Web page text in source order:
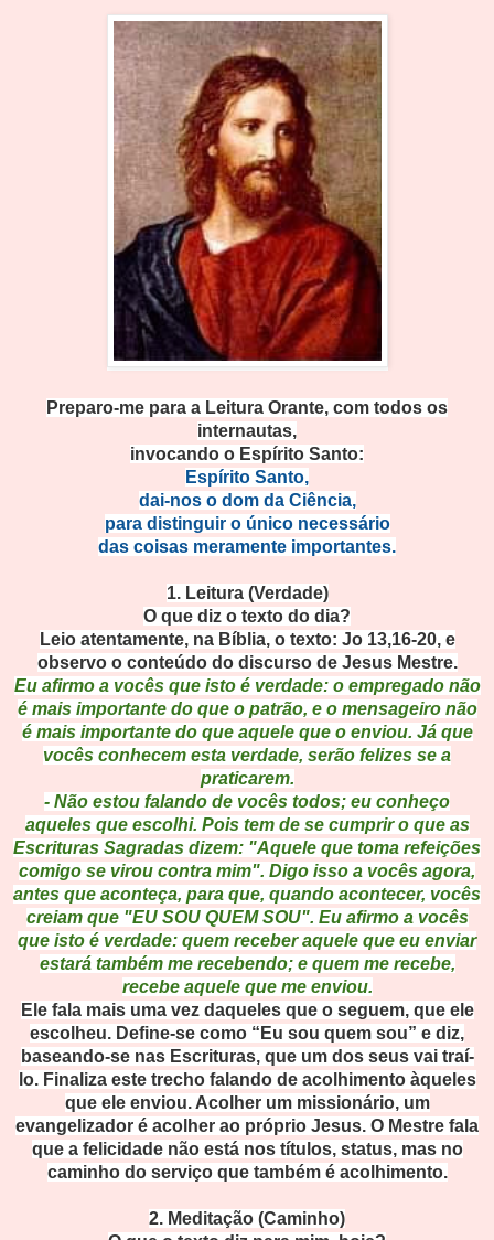
Preparo-me para a Leitura Orante, com todos os
internautas,
invocando o Espírito Santo:
Espírito Santo,
dai-nos o dom da Ciência,
para distinguir o único necessário
das coisas meramente importantes.
1. Leitura (Verdade)
O que diz o texto do dia?
Leio atentamente, na Bíblia, o texto: Jo 13,16-20, e
observo o conteúdo do discurso de Jesus Mestre.
Eu afirmo a vocês que isto é verdade: o empregado não
é mais importante do que o patrão, e o mensageiro não
é mais importante do que aquele que o enviou. Já que
vocês conhecem esta verdade, serão felizes se a
praticarem.
- Não estou falando de vocês todos; eu conheço
aqueles que escolhi. Pois tem de se cumprir o que as
Escrituras Sagradas dizem: "Aquele que toma refeições
comigo se virou contra mim". Digo isso a vocês agora,
antes que aconteça, para que, quando acontecer, vocês
creiam que "EU SOU QUEM SOU". Eu afirmo a vocês
que isto é verdade: quem receber aquele que eu enviar
estará também me recebendo; e quem me recebe,
recebe aquele que me enviou.
Ele fala mais uma vez daqueles que o seguem, que ele
escolheu. Define-se como “Eu sou quem sou” e diz,
baseando-se nas Escrituras, que um dos seus vai traí-
lo. Finaliza este trecho falando de acolhimento àqueles
que ele enviou. Acolher um missionário, um
evangelizador é acolher ao próprio Jesus. O Mestre fala
que a felicidade não está nos títulos, status, mas no
caminho do serviço que também é acolhimento.
2. Meditação (Caminho)